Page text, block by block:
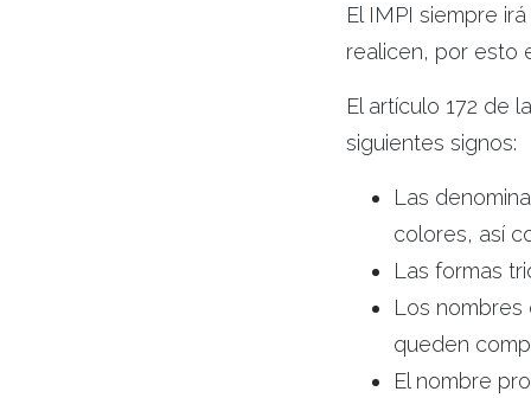
El IMPI siempre
realicen, por esto
El artículo 172 de
siguientes signos:
Las
colores, así
Las formas
Los nombres
queden
El nombre